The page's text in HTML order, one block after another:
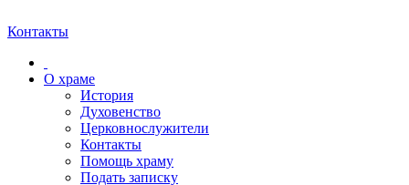
Контакты
О храме
История
Духовенство
Церковнослужители
Контакты
Помощь храму
Подать записку